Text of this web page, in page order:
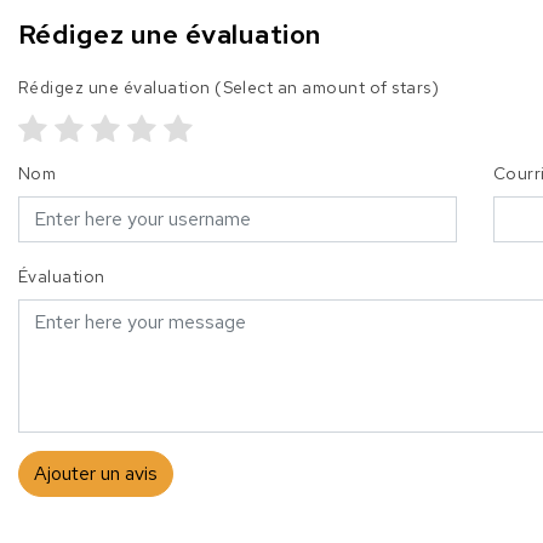
Rédigez une évaluation
Rédigez une évaluation (Select an amount of stars)
Nom
Évaluation
Ajouter un avis